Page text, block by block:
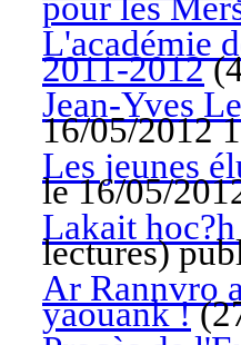
L'académie
2011-2012(
Jean-Yves
16/05/2012
Les jeunes
le 16/05/
Lakait
lectures)
Ar Rannvro
yaouank !(